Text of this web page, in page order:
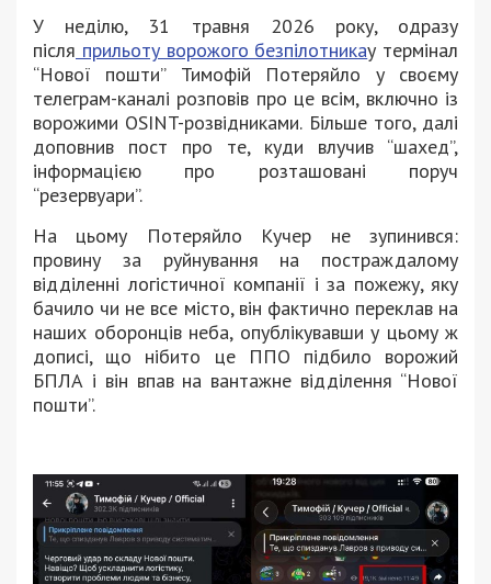
У неділю, 31 травня 2026 року, одразу
після прильоту ворожого безпілотникау термінал
“Нової пошти” Тимофій Потеряйло у своєму
телеграм-каналі розповів про це всім, включно із
ворожими OSINT-розвідниками. Більше того, далі
доповнив пост про те, куди влучив “шахед”,
інформацією про розташовані поруч
“резервуари”.
На цьому Потеряйло Кучер не зупинився:
провину за руйнування на постраждалому
відділенні логістичної компанії і за пожежу, яку
бачило чи не все місто, він фактично переклав на
наших оборонців неба, опублікувавши у цьому ж
дописі, що нібито це ППО підбило ворожий
БПЛА і він впав на вантажне відділення “Нової
пошти”.